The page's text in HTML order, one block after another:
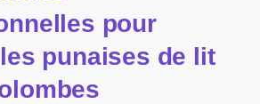
pour
punaises de lit